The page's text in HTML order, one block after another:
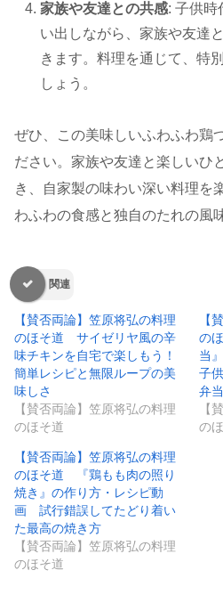
家族や友達との共感: 子供時
い出しながら、家族や友達
きます。料理を通じて、特
しょう。
ぜひ、この美味しいふわふわ鶏
ださい。家族や友達と楽しいひ
き、自家製の味わい深い料理を
わふわの食感と独自のたれの風
関連
【賛否両論】笠原将弘の料理
のほそ道 サイゼリヤ風の辛
味チキンを自宅で楽しもう！
簡単レシピと無限ループの美
味しさ
【賛否両論】笠原将弘の料理
のほそ道
【
の
当
子
弁
【
の
【賛否両論】笠原将弘の料理
のほそ道 『鶏もも肉の照り
焼き』の作り方・レシピ動
画 試行錯誤してたどり着い
た最高の焼き方
【賛否両論】笠原将弘の料理
のほそ道